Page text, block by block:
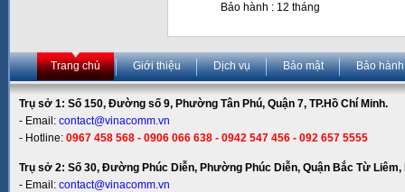
Bảo hành : 12 tháng
Trang chủ Giới thiệu Dịch vụ Bảo mật Bảo hành
Trụ sở 1: Số 150, Đường số 9, Phường Tân Phú, Quận 7, TP.Hồ Chí Minh.
- Email: contact@vinacomm.vn
- Hotline: 0967 458 568 - 0906 066 638 - 0942 547 456 - 092 657 5555
Trụ sở 2: Số 30, Đường Phúc Diễn, Phường Phúc Diễn, Quận Bắc Từ Liêm,
- Email: contact@vinacomm.vn